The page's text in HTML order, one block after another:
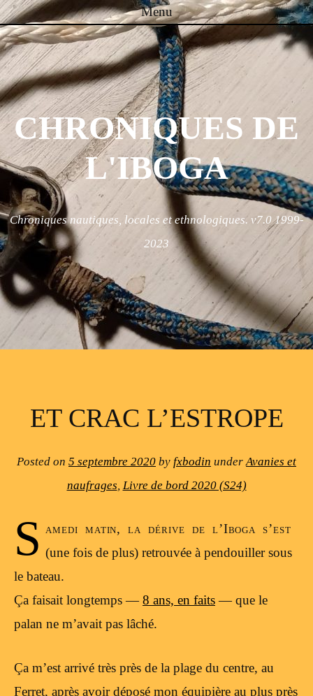
Menu
Skip to content
CHRONIQUES DE
L'IBOGA
Chroniques nautiques, locales et ethnologiques. v7.0 1999-
2023
ET CRAC L’ESTROPE
Posted on 5 septembre 2020 by fxbodin under Avanies et
naufrages Livre de bord 2020 (S24)
S amedi matin, la dérive de l’Iboga s’est
(une fois de plus) retrouvée à pendouiller sous
le bateau.
Ça faisait longtemps —8 ans, en faits— que le
palan ne m’avait pas lâché.
Ça m’est arrivé très près de la plage du centre, au
Ferret, après avoir déposé mon équipière au plus près